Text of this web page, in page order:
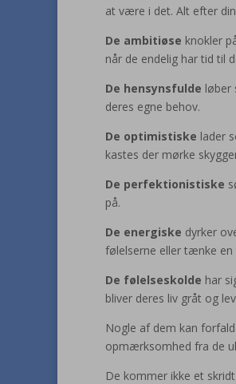
at være i det. Alt efter din
De ambitiøse knokler
når de endelig har tid til
De hensynsfulde løber
deres egne behov.
De optimistiske lader
kastes der mørke
De perfektionistiske
på.
De energiske dyrker
følelserne eller tænke en
De følelseskolde har
bliver deres liv gråt og
Nogle af dem kan
opmærksomhed fra de
De kommer ikke et